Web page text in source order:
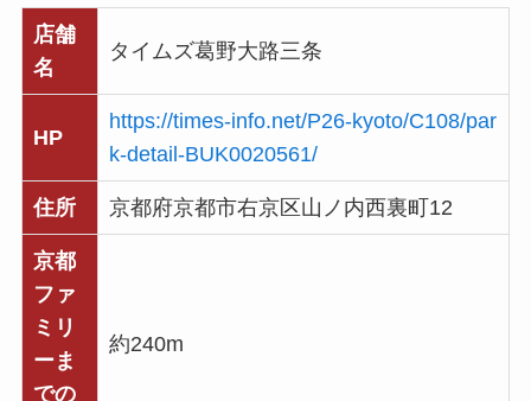
店舗
名
タイムズ葛野大路三条
HP
https://times-info.net/P26-kyoto/C108/par
k-detail-BUK0020561/
住所 京都府京都市右京区山ノ内西裏町12
京都
ファ
ミリ
ーま
での
約240m